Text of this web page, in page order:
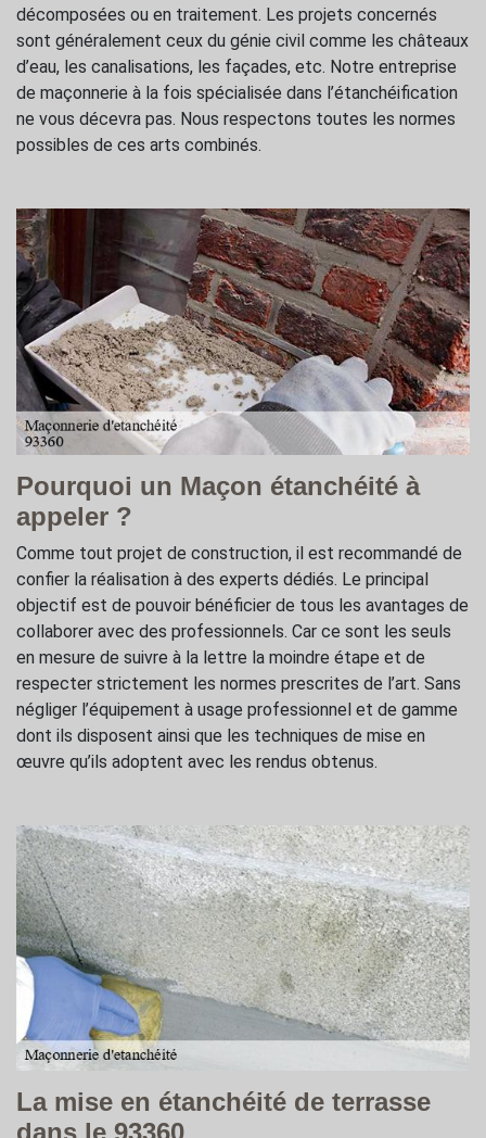
décomposées ou en traitement. Les projets concernés
sont généralement ceux du génie civil comme les châteaux
d’eau, les canalisations, les façades, etc. Notre entreprise
de maçonnerie à la fois spécialisée dans l’étanchéification
ne vous décevra pas. Nous respectons toutes les normes
possibles de ces arts combinés.
Pourquoi un Maçon étanchéité à
appeler ?
Comme tout projet de construction, il est recommandé de
confier la réalisation à des experts dédiés. Le principal
objectif est de pouvoir bénéficier de tous les avantages de
collaborer avec des professionnels. Car ce sont les seuls
en mesure de suivre à la lettre la moindre étape et de
respecter strictement les normes prescrites de l’art. Sans
négliger l’équipement à usage professionnel et de gamme
dont ils disposent ainsi que les techniques de mise en
œuvre qu’ils adoptent avec les rendus obtenus.
La mise en étanchéité de terrasse